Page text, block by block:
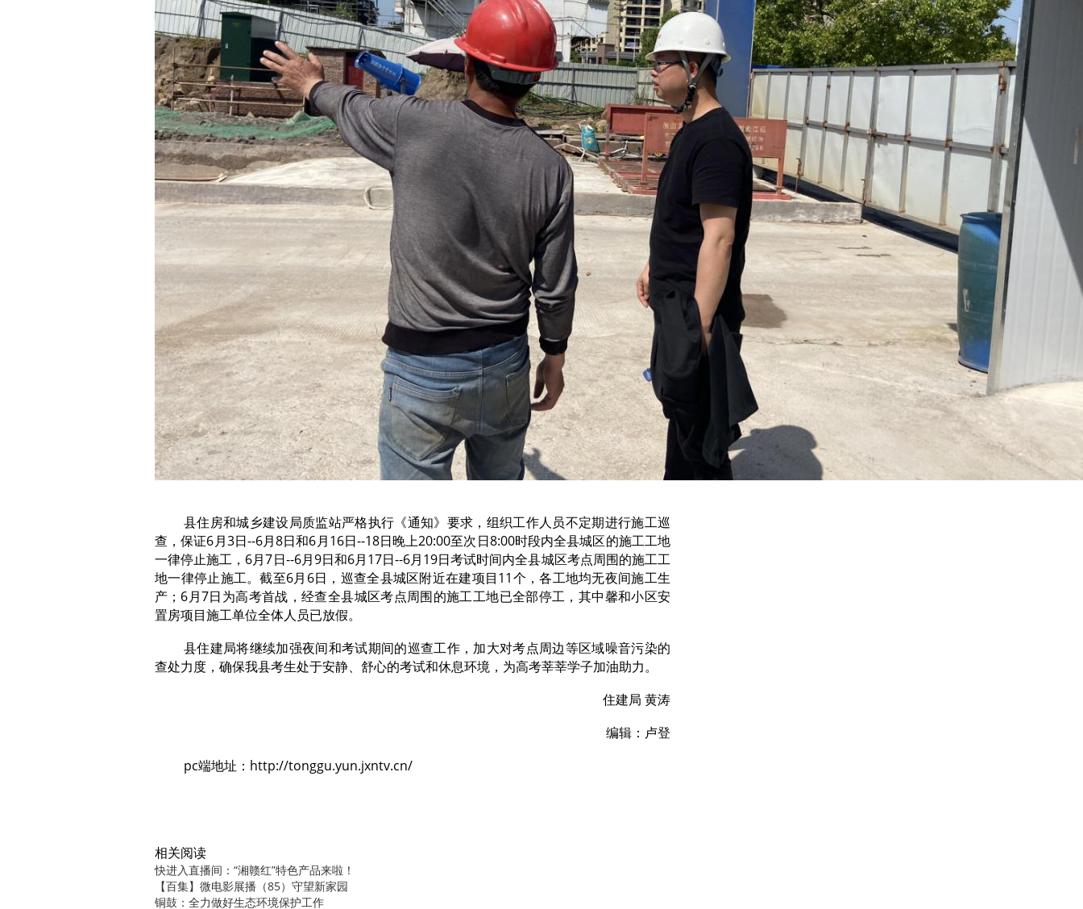
县住房和城乡建设局质监站严格执行《通知》要求，组织工作人员不定期进行施工巡
查，保证6月3日--6月8日和6月16日--18日晚上20:00至次日8:00时段内全县城区的施工工地
一律停止施工，6月7日--6月9日和6月17日--6月19日考试时间内全县城区考点周围的施工工
地一律停止施工。截至6月6日，巡查全县城区附近在建项目11个，各工地均无夜间施工生
产；6月7日为高考首战，经查全县城区考点周围的施工工地已全部停工，其中馨和小区安
置房项目施工单位全体人员已放假。
县住建局将继续加强夜间和考试期间的巡查工作，加大对考点周边等区域噪音污染的
查处力度，确保我县考生处于安静、舒心的考试和休息环境，为高考莘莘学子加油助力。
住建局 黄涛
编辑：卢登
pc端地址：http://tonggu.yun.jxntv.cn/
相关阅读
快进入直播间：“湘赣红”特色产品来啦！
【百集】微电影展播（85）守望新家园
铜鼓：全力做好生态环境保护工作